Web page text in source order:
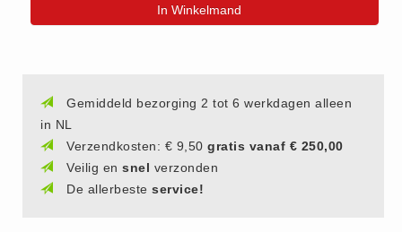
(20)
AED apparaten (11)
ACTIE
In Winkelmand
Gemiddeld bezorging 2 tot 6 werkdagen alleen
in NL
Verzendkosten: € 9,50 gratis vanaf € 250,00
Veilig en snel verzonden
De allerbeste service!